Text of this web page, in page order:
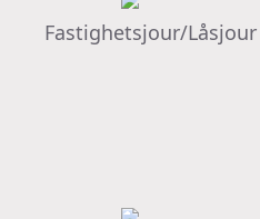
Fastighetsjour/Låsjour